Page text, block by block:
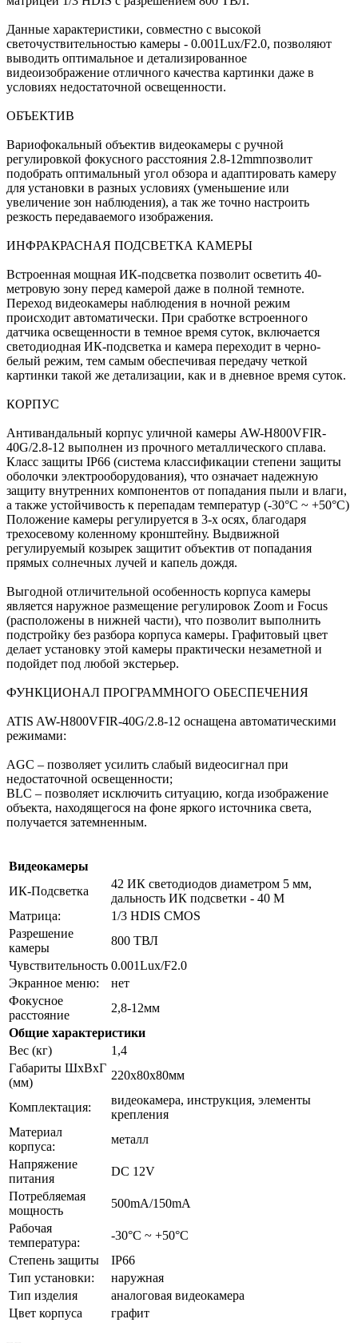
Данные характеристики, совместно с высокой
светочуствительностью камеры - 0.001Lux/F2.0, позволяют
выводить оптимальное и детализированное
видеоизображение отличного качества картинки даже в
условиях недостаточной освещенности.
ОБЪЕКТИВ
Вариофокальный объектив видеокамеры с ручной
регулировкой фокусного расстояния 2.8-12mmпозволит
подобрать оптимальный угол обзора и адаптировать камеру
для установки в разных условиях (уменьшение или
увеличение зон наблюдения), а так же точно настроить
резкость передаваемого изображения.
ИНФРАКРАСНАЯ ПОДСВЕТКА КАМЕРЫ
Встроенная мощная ИК-подсветка позволит осветить 40-
метровую зону перед камерой даже в полной темноте.
Переход видеокамеры наблюдения в ночной режим
происходит автоматически. При сработке встроенного
датчика освещенности в темное время суток, включается
светодиодная ИК-подсветка и камера переходит в черно-
белый режим, тем самым обеспечивая передачу четкой
картинки такой же детализации, как и в дневное время суток.
КОРПУС
Антивандальный корпус уличной камеры AW-H800VFIR-
40G/2.8-12 выполнен из прочного металлического сплава.
Класс защиты IP66 (система классификации степени защиты
оболочки электрооборудования), что означает надежную
защиту внутренних компонентов от попадания пыли и влаги,
а также устойчивость к перепадам температур (-30°C ~ +50°C)
Положение камеры регулируется в 3-х осях, благодаря
трехосевому коленному кронштейну. Выдвижной
регулируемый козырек защитит объектив от попадания
прямых солнечных лучей и капель дождя.
Выгодной отличительной особенность корпуса камеры
является наружное размещение регулировок Zoom и Focus
(расположены в нижней части), что позволит выполнить
подстройку без разбора корпуса камеры. Графитовый цвет
делает установку этой камеры практически незаметной и
подойдет под любой экстерьер.
ФУНКЦИОНАЛ ПРОГРАММНОГО ОБЕСПЕЧЕНИЯ
ATIS AW-H800VFIR-40G/2.8-12 оснащена автоматическими
режимами:
AGC – позволяет усилить слабый видеосигнал при
недостаточной освещенности;
BLC – позволяет исключить ситуацию, когда изображение
объекта, находящегося на фоне яркого источника света,
получается затемненным.
Видеокамеры
ИК-Подсветка
42 ИК светодиодов диаметром 5 мм,
дальность ИК подсветки - 40 М
Матрица:
1/3 HDIS СMOS
Разрешение
камеры
800 ТВЛ
Чувствительность 0.001Lux/F2.0
Экранное меню:
нет
Фокусное
расстояние
2,8-12мм
Общие характеристики
Вес (кг)
1,4
Габариты ШxВxГ
(мм)
220x80x80мм
Комплектация:
видеокамера, инструкция, элементы
крепления
Материал
корпуса:
металл
Напряжение
питания
DC 12V
Потребляемая
мощность
500mA/150mA
Рабочая
температура:
-30°C ~ +50°C
Степень защиты
IP66
Тип установки:
наружная
Тип изделия
аналоговая видеокамера
Цвет корпуса
графит